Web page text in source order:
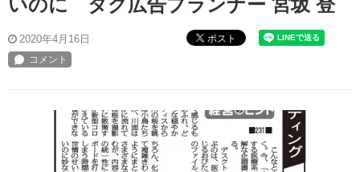
いのに タグ広告プランナー 宮坂 登
2020年4月16日 ポスト